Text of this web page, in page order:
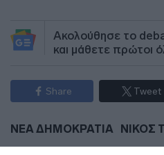
Ακολούθησε το
και μάθετε πρώτοι
Share Tweet
ΝΕΑ ΔΗΜΟΚΡΑΤΙΑ ΝΙΚΟΣ